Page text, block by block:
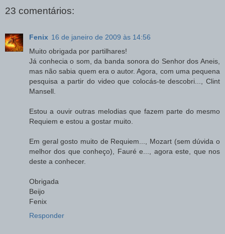
23 comentários:
Fenix 16 de janeiro de 2009 às 14:56
Muito obrigada por partilhares!
Já conhecia o som, da banda sonora do Senhor dos Aneis,
mas não sabia quem era o autor. Agora, com uma pequena
pesquisa a partir do video que colocás-te descobri..., Clint
Mansell.
Estou a ouvir outras melodias que fazem parte do mesmo
Requiem e estou a gostar muito.
Em geral gosto muito de Requiem..., Mozart (sem dúvida o
melhor dos que conheço), Fauré e..., agora este, que nos
deste a conhecer.
Obrigada
Beijo
Fenix
Responder